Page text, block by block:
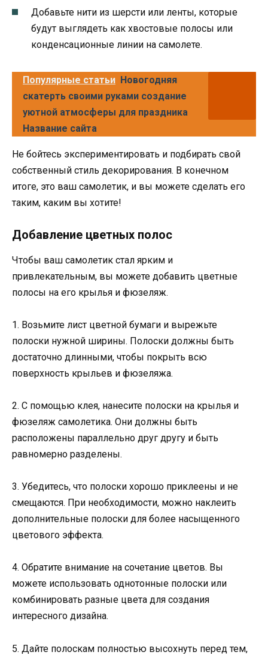
Добавьте нити из шерсти или ленты, которые
будут выглядеть как хвостовые полосы или
конденсационные линии на самолете.
Популярные статьи Новогодняя
скатерть своими руками создание
уютной атмосферы для праздника
Название сайта
Не бойтесь экспериментировать и подбирать свой
собственный стиль декорирования. В конечном
итоге, это ваш самолетик, и вы можете сделать его
таким, каким вы хотите!
Добавление цветных полос
Чтобы ваш самолетик стал ярким и
привлекательным, вы можете добавить цветные
полосы на его крылья и фюзеляж.
1. Возьмите лист цветной бумаги и вырежьте
полоски нужной ширины. Полоски должны быть
достаточно длинными, чтобы покрыть всю
поверхность крыльев и фюзеляжа.
2. С помощью клея, нанесите полоски на крылья и
фюзеляж самолетика. Они должны быть
расположены параллельно друг другу и быть
равномерно разделены.
3. Убедитесь, что полоски хорошо приклеены и не
смещаются. При необходимости, можно наклеить
дополнительные полоски для более насыщенного
цветового эффекта.
4. Обратите внимание на сочетание цветов. Вы
можете использовать однотонные полоски или
комбинировать разные цвета для создания
интересного дизайна.
5. Дайте полоскам полностью высохнуть перед тем,